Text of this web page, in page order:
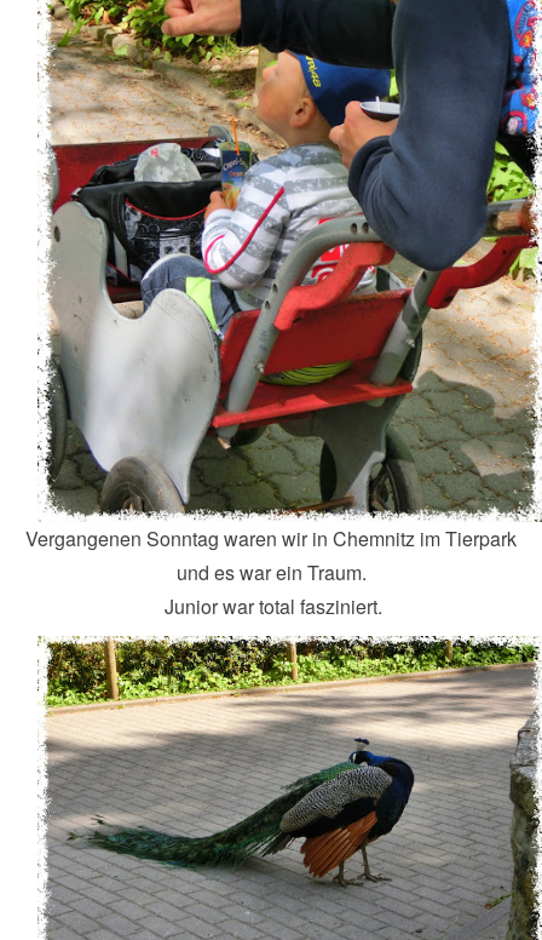
Vergangenen Sonntag waren wir in Chemnitz im Tierpark
und es war ein Traum.
Junior war total fasziniert.